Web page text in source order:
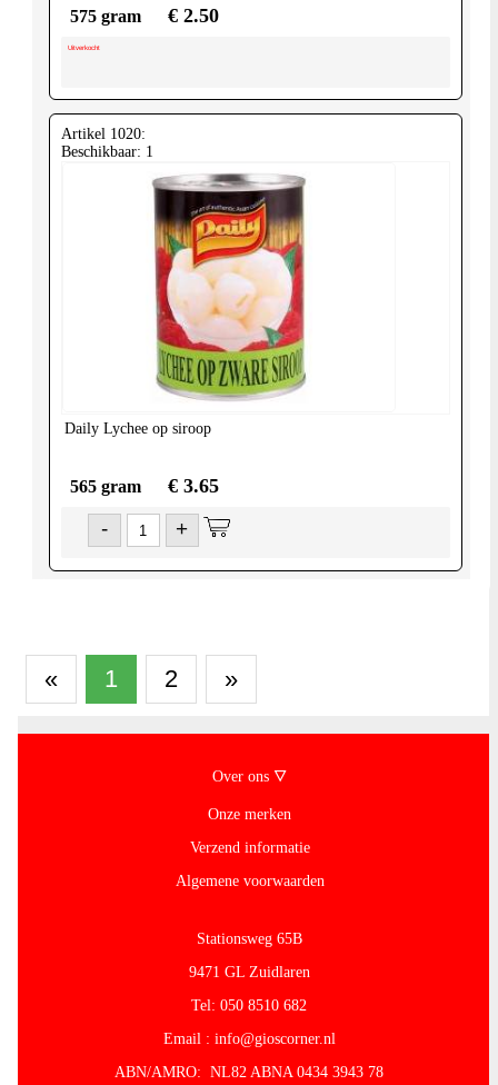
575 gram € 2.50
Uitverkocht
Artikel 1020:
Beschikbaar: 1
Daily Lychee op siroop
565 gram € 3.65
- +
« 1 2 »
Over ons 🜄
Onze merken
Verzend informatie
Algemene voorwaarden
Stationsweg 65B
9471 GL Zuidlaren
Tel: 050 8510 682
Email : info@gioscorner.nl
ABN/AMRO: NL82 ABNA 0434 3943 78